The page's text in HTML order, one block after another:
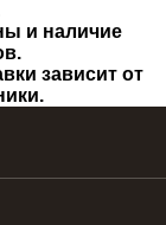
и наличие
зависит от